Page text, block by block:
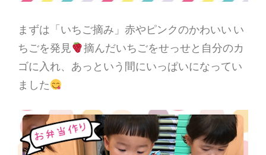
まずは「いちご摘み」赤やピンクのかわいい い
ちごを発見
摘んだいちごをせっせと自分のカ
ゴに入れ、あっという間にいっぱいになってい
ました